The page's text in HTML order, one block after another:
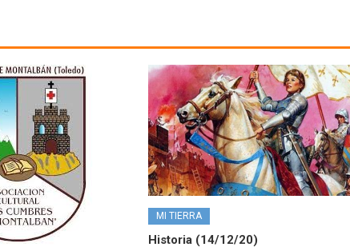
MI TIERRA
Historia (14/12/20)